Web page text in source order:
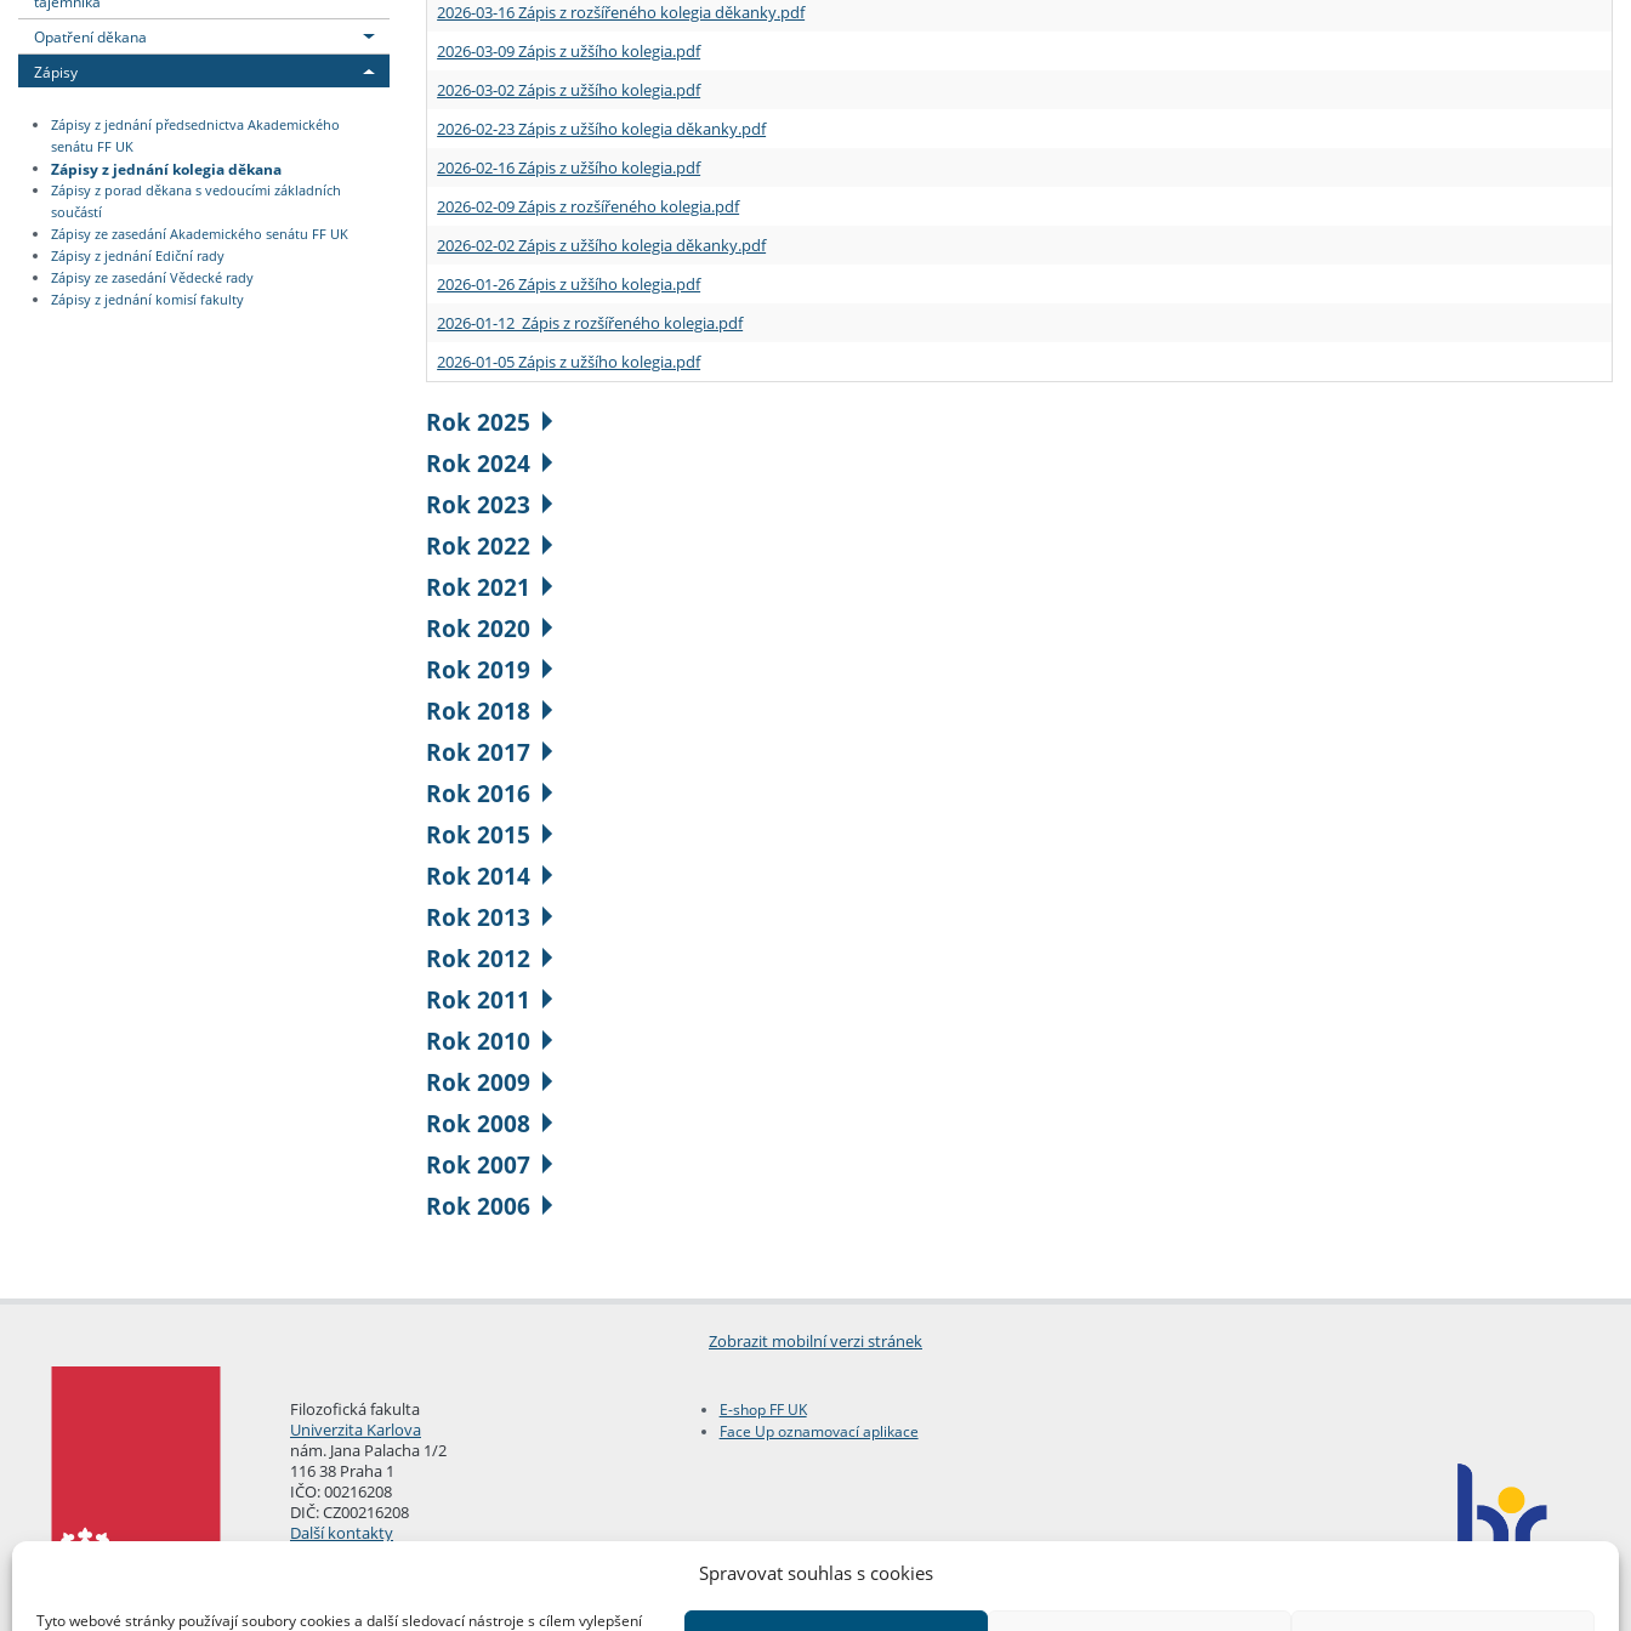
Spravovat souhlas s cookies
Tyto webové stránky používají soubory cookies a další sledovací nástroje s cílem vylepšení
Opatření děkana
Zápisy
Zápisy z jednání předsednictva Akademického
senátu FF UK
Zápisy z jednání kolegia děkana
Zápisy z porad děkana s vedoucími základních
součástí
Zápisy ze zasedání Akademického senátu FF UK
Zápisy z jednání Ediční rady
Zápisy ze zasedání Vědecké rady
Zápisy z jednání komisí fakulty
2026-03-16 Zápis z rozšířeného kolegia děkanky.pdf
2026-03-09 Zápis z užšího kolegia.pdf
2026-03-02 Zápis z užšího kolegia.pdf
2026-02-23 Zápis z užšího kolegia děkanky.pdf
2026-02-16 Zápis z užšího kolegia.pdf
2026-02-09 Zápis z rozšířeného kolegia.pdf
2026-02-02 Zápis z užšího kolegia děkanky.pdf
2026-01-26 Zápis z užšího kolegia.pdf
2026-01-12 Zápis z rozšířeného kolegia.pdf
2026-01-05 Zápis z užšího kolegia.pdf
Rok 2025
Rok 2024
Rok 2023
Rok 2022
Rok 2021
Rok 2020
Rok 2019
Rok 2018
Rok 2017
Rok 2016
Rok 2015
Rok 2014
Rok 2013
Rok 2012
Rok 2011
Rok 2010
Rok 2009
Rok 2008
Rok 2007
Rok 2006
Zobrazit mobilní verzi stránek
Filozofická fakulta
Univerzita Karlova
nám. Jana Palacha 1/2
116 38 Praha 1
IČO: 00216208
DIČ: CZ00216208
Další kontakty
E-shop FF UK
Face Up oznamovací aplikace